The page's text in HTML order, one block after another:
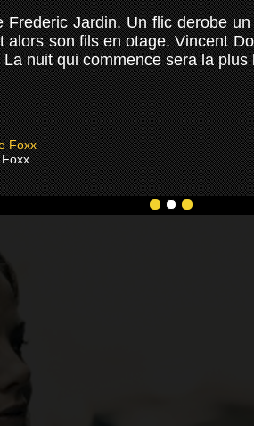
Jardin. Un flic derobe
alors son fils en otage. Vincent
nuit qui commence sera la